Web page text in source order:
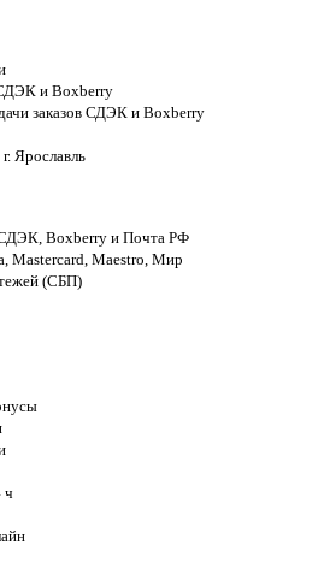
и Boxberry
заказов СДЭК и Boxberry
Ярославль
Boxberry и Почта РФ
Mastercard, Maestro, Мир
(СБП)
ч